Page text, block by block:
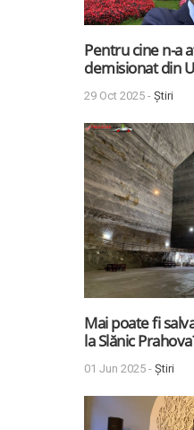
Pentru cine n-a
demisionat din
29 Oct 2025 - Știri
Mai poate fi
la Slănic
01 Jun 2025 - Știri